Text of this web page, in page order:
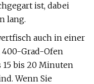
ist, dabei
lang.
auch in einer
Grad-Ofen
15 bis 20 Minuten
Wenn Sie